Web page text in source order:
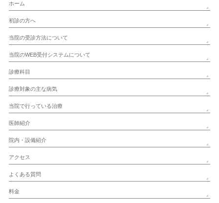
ホーム
初診の方へ
当院の受診方法について
当院のWEB受付システムについて
診療科目
診療対象の主な病気
当院で行っている治療
医師紹介
院内・設備紹介
アクセス
よくある質問
料金